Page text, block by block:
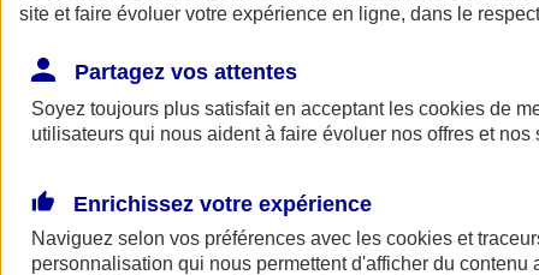
site et faire évoluer votre expérience en ligne, dans le
Partagez vos attentes
Soyez toujours plus satisfait en acceptant les cookies de
utilisateurs qui nous aident à faire évoluer nos offres et nos
Enrichissez votre expérience
Naviguez selon vos préférences avec les cookies et
personnalisation qui nous permettent d'afficher du contenu